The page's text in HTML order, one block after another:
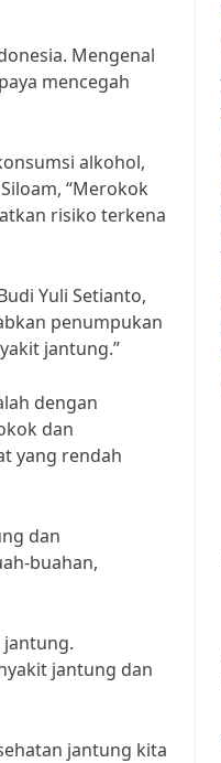
Mengenal
mencegah
alkohol,
“Merokok
risiko terkena
Yuli Setianto,
penumpukan
jantung.”
dengan
dan
yang rendah
dan
buahan,
jantung.
jantung dan
jantung kita